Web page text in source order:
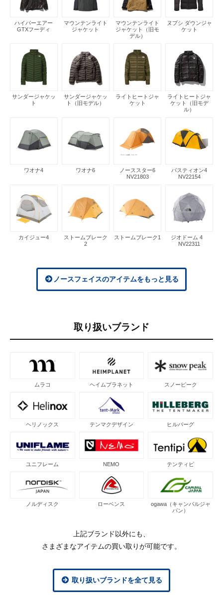
ハイパーエアー
GTXフーディ
マウンテンライト
ジャケット
マウンテンライト
ジャケット（旧モ
デル）
ヌプシ ダウンジャ
ケット
サンダージャケッ
ト
サンダージャケッ
ト（旧モデル）
ライトヒートジャ
ケット
ライトヒートジャ
ケット（旧モデ
ル）
ワオナ4 ワオナ6
ノーススター6
NV21803
バスティオン4
NV22154
カイジュー4
ストームブレーク
2
ストームブレーク1
ジオドーム 4
NV22311
ノースフェイスのアイテムをもっと見る
取り扱いブランド
ムラコ ヘイムプラネット スノーピーク
ヘリノックス テンマクデザイン ヒルバーグ
ユニフレーム NEMO テンティピ
ノルディスク ローベンス
ogawa（キャンパルジャ
パン）
上記ブランド以外にも、
さまざまなアイテムの買い取りが可能です。
取り扱いブランドを全て見る